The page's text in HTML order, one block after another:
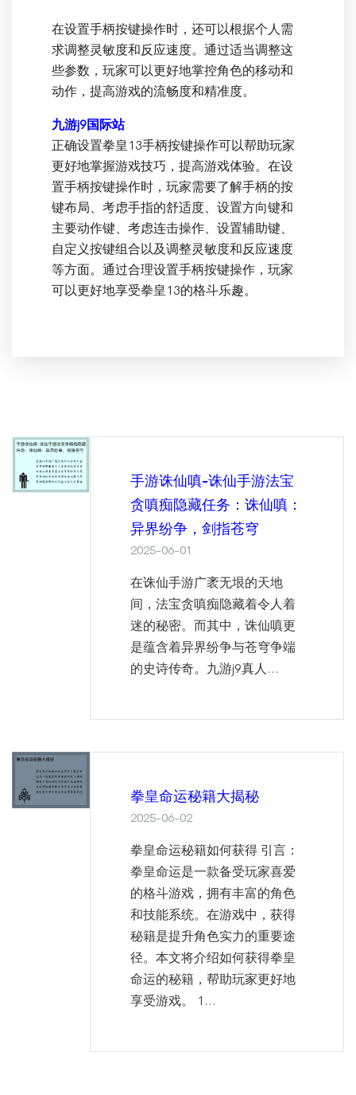
在设置手柄按键操作时，还可以根据个人需
求调整灵敏度和反应速度。通过适当调整这
些参数，玩家可以更好地掌控角色的移动和
动作，提高游戏的流畅度和精准度。
九游j9国际站
正确设置拳皇13手柄按键操作可以帮助玩家
更好地掌握游戏技巧，提高游戏体验。在设
置手柄按键操作时，玩家需要了解手柄的按
键布局、考虑手指的舒适度、设置方向键和
主要动作键、考虑连击操作、设置辅助键、
自定义按键组合以及调整灵敏度和反应速度
等方面。通过合理设置手柄按键操作，玩家
可以更好地享受拳皇13的格斗乐趣。
手游诛仙嗔-诛仙手游法宝
贪嗔痴隐藏任务：诛仙嗔：
异界纷争，剑指苍穹
2025-06-01
在诛仙手游广袤无垠的天地
间，法宝贪嗔痴隐藏着令人着
迷的秘密。而其中，诛仙嗔更
是蕴含着异界纷争与苍穹争端
的史诗传奇。九游j9真人...
拳皇命运秘籍大揭秘
2025-06-02
拳皇命运秘籍如何获得 引言：
拳皇命运是一款备受玩家喜爱
的格斗游戏，拥有丰富的角色
和技能系统。在游戏中，获得
秘籍是提升角色实力的重要途
径。本文将介绍如何获得拳皇
命运的秘籍，帮助玩家更好地
享受游戏。 1...